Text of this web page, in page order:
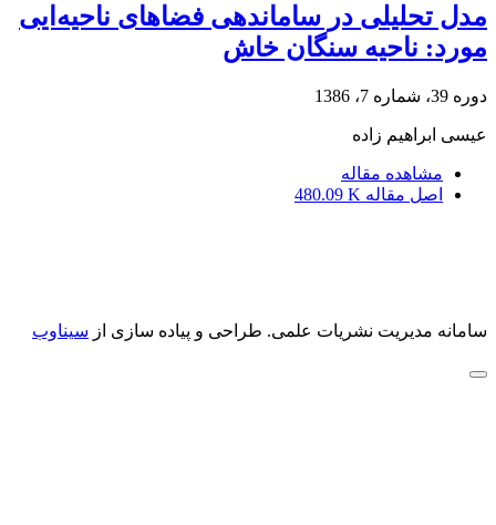
مدل تحلیلی در ساماندهی فضاهای ناحیه‌ایی
مورد: ناحیه سنگان خاش
دوره 39، شماره 7، 1386
عیسی ابراهیم زاده
مشاهده مقاله
اصل مقاله 480.09 K
سامانه مدیریت نشریات علمی. طراحی و پیاده سازی از سیناوب